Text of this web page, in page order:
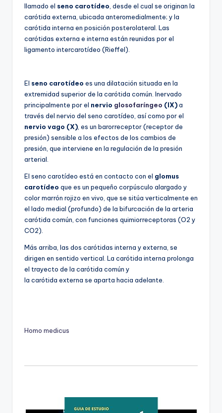
llamado el seno carotídeo , desde el cual se originan la
carótida externa, ubicada anteromedialmente; y la
carótida interna en posición posterolateral. Las
carótidas externa e interna están reunidas por el
ligamento intercarotídeo (Rieffel).
El seno carotídeo es una dilatación situada en la
extremidad superior de la carótida común. Inervado
principalmente por el nervio glosofaríngeo (IX)a
través del nervio del seno carotídeo, así como por el
nervio vago (X) , es un barorreceptor (receptor de
presión) sensible a los efectos de los cambios de
presión, que interviene en la regulación de la presión
arterial.
El seno carotídeo está en contacto con el glomus
carotídeo que es un pequeño corpúsculo alargado y
color marrón rojizo en vivo, que se sitúa verticalmente en
el lado medial (profundo) de la bifurcación de la arteria
carótida común, con funciones quimiorreceptoras (O2 y
CO2).
Más arriba, las dos carótidas interna y externa, se
dirigen en sentido vertical. La carótida interna prolonga
el trayecto de la carótida común y
la carótida externa se aparta hacia adelante.
Homo medicus